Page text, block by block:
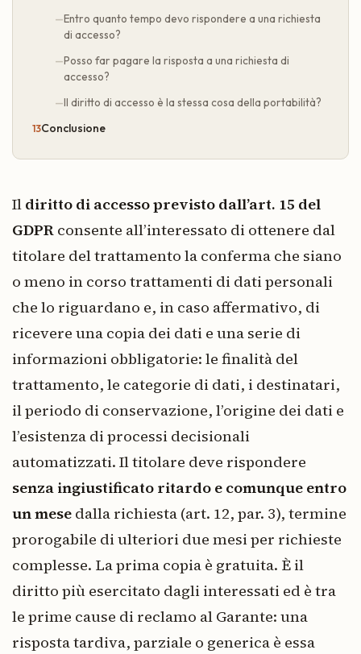
Entro quanto tempo devo rispondere a una richiesta
di accesso?
Posso far pagare la risposta a una richiesta di
accesso?
Il diritto di accesso è la stessa cosa della portabilità?
Conclusione
Il diritto di accesso previsto dall’art. 15 del
GDPR consente all’interessato di ottenere dal
titolare del trattamento la conferma che siano
o meno in corso trattamenti di dati personali
che lo riguardano e, in caso affermativo, di
ricevere una copia dei dati e una serie di
informazioni obbligatorie: le finalità del
trattamento, le categorie di dati, i destinatari,
il periodo di conservazione, l’origine dei dati e
l’esistenza di processi decisionali
automatizzati. Il titolare deve rispondere
senza ingiustificato ritardo e comunque entro
un mese dalla richiesta (art. 12, par. 3), termine
prorogabile di ulteriori due mesi per richieste
complesse. La prima copia è gratuita. È il
diritto più esercitato dagli interessati ed è tra
le prime cause di reclamo al Garante: una
risposta tardiva, parziale o generica è essa